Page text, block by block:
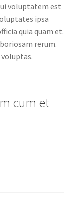
voluptatem est
ipsa
quia quam et.
rerum.
voluptas.
cum et